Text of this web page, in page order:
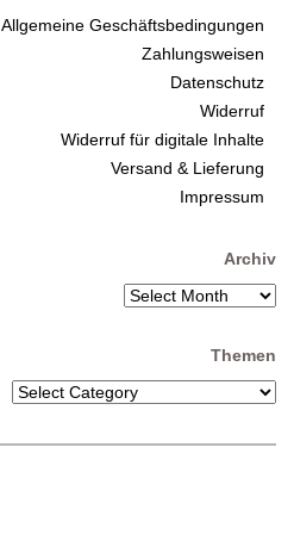
Allgemeine Geschäftsbedingungen
Zahlungsweisen
Datenschutz
Widerruf
Widerruf für digitale Inhalte
Versand & Lieferung
Impressum
Archiv
Themen